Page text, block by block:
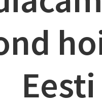
Eesti